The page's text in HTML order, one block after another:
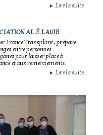
► Lire la suite
AL.É.LAVIE
France Transplant , prépare
entre personnes
pour laisser place à
et aux remerciements.
► Lire la suite